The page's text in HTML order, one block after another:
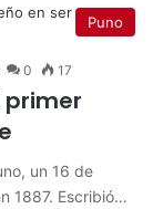
Puno
0 17
primer
un 16 de
1887. Escribió…